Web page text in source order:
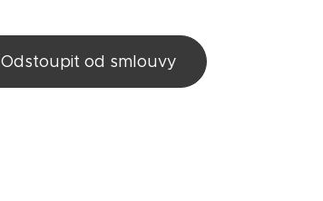
Odstoupit od smlouvy